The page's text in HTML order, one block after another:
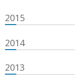
2015
2014
2013